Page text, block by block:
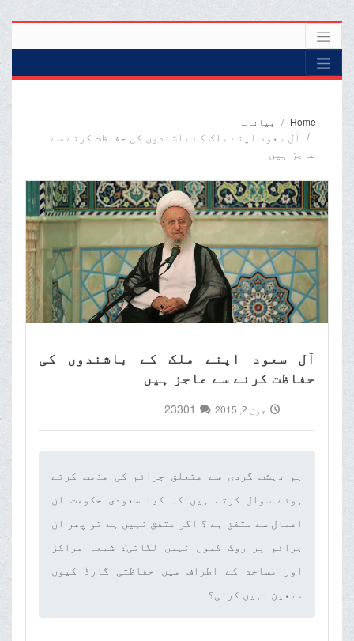
Home بیانات
آل سعود اپنے ملک کے باشندوں کی حفاظت کرنے سے
عاجز ہیں
آل سعود اپنے ملک کے باشندوں کی
حفاظت کرنے سے عاجز ہیں
جون 2, 2015 23301
ہم دہشت گردی سے متعلق جرائم کی مذمت کرتے
ہوئے سوال کرتے ہیں کہ کیا سعودی حکومت ان
اعمال سے متفق ہے ؟ اگر متفق نہیں ہے تو پھر ان
جرائم پر روک کیوں نہیں لگاتی؟ شیعہ مراکز
اور مساجد کے اطراف میں حفاظتی گارڈ کیوں
متعین نہیں کرتی؟‌